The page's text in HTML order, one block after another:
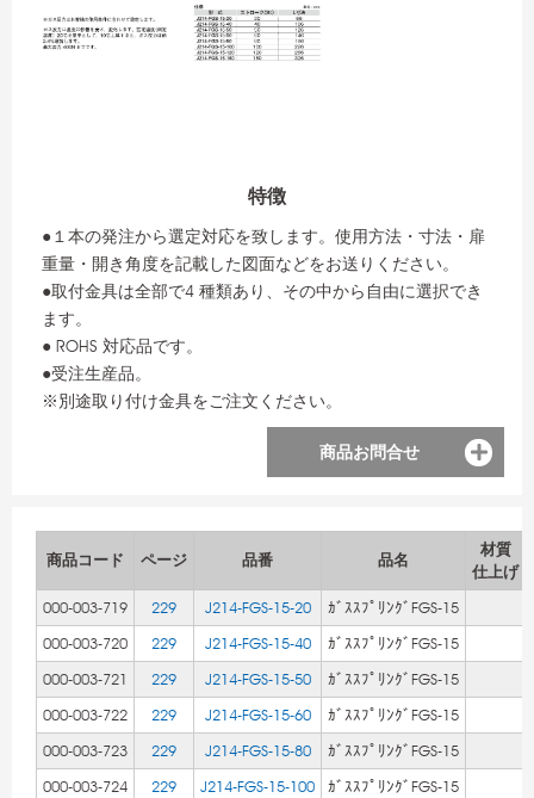
特徴
●１本の発注から選定対応を致します。使用方法・寸法・扉
重量・開き角度を記載した図面などをお送りください。
●取付金具は全部で4 種類あり、その中から自由に選択でき
ます。
● ROHS 対応品です。
●受注生産品。
※別途取り付け金具をご注文ください。
商品お問合せ
商品コード ページ 品番 品名
材質
仕上げ
000-003-719
229 J214-FGS-15-20
ｶﾞｽｽﾌﾟﾘﾝｸﾞFGS-15
000-003-720
229 J214-FGS-15-40
ｶﾞｽｽﾌﾟﾘﾝｸﾞFGS-15
000-003-721
229 J214-FGS-15-50
ｶﾞｽｽﾌﾟﾘﾝｸﾞFGS-15
000-003-722
229 J214-FGS-15-60
ｶﾞｽｽﾌﾟﾘﾝｸﾞFGS-15
000-003-723
229 J214-FGS-15-80
ｶﾞｽｽﾌﾟﾘﾝｸﾞFGS-15
000-003-724
229 J214-FGS-15-100
ｶﾞｽｽﾌﾟﾘﾝｸﾞFGS-15